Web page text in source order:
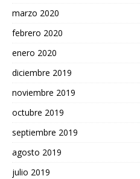
marzo 2020
febrero 2020
enero 2020
diciembre 2019
noviembre 2019
octubre 2019
septiembre 2019
agosto 2019
julio 2019